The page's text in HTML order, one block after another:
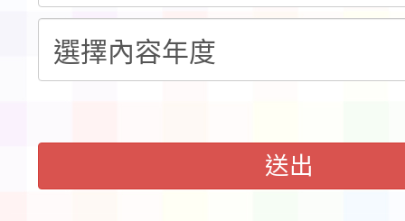
送出